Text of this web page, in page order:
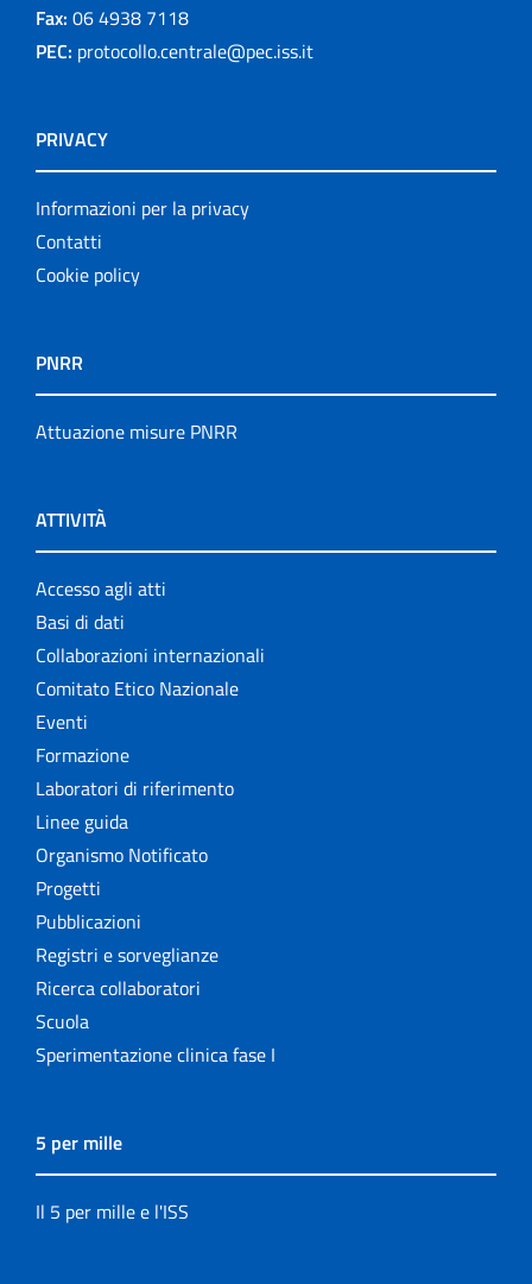
Fax: 06 4938 7118
PEC: protocollo.centrale@pec.iss.it
PRIVACY
Informazioni per la privacy
Contatti
Cookie policy
PNRR
Attuazione misure PNRR
ATTIVITÀ
Accesso agli atti
Basi di dati
Collaborazioni internazionali
Comitato Etico Nazionale
Eventi
Formazione
Laboratori di riferimento
Linee guida
Organismo Notificato
Progetti
Pubblicazioni
Registri e sorveglianze
Ricerca collaboratori
Scuola
Sperimentazione clinica fase I
5 per mille
Il 5 per mille e l'ISS